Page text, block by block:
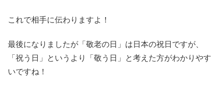
これで相手に伝わりますよ！
最後になりましたが「敬老の日」は日本の祝日ですが、
「祝う日」というより「敬う日」と考えた方がわかりやす
いですね！